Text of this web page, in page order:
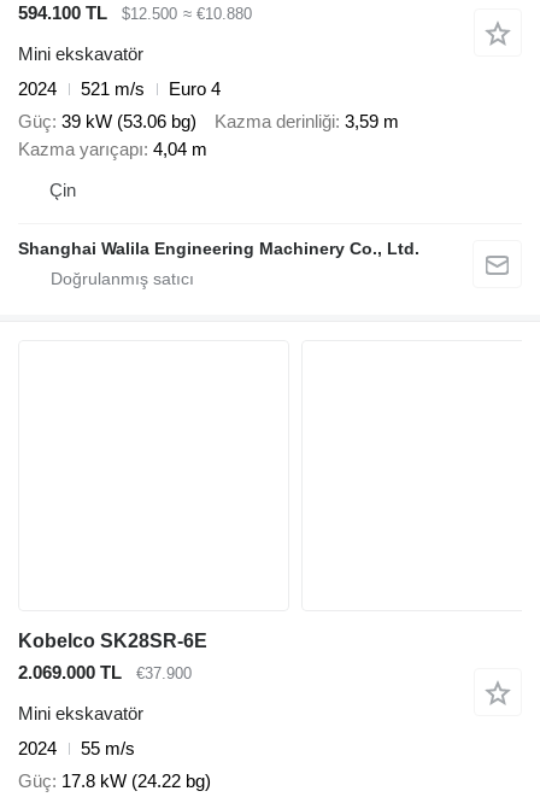
594.100 TL
$12.500 ≈ €10.880
Mini ekskavatör
2024
521 m/s
Euro 4
Güç 39 kW (53.06 bg) Kazma derinliği 3,59 m
Kazma yarıçapı 4,04 m
Çin
Shanghai Walila Engineering Machinery Co., Ltd.
Kobelco SK28SR-6E
2.069.000 TL
€37.900
Mini ekskavatör
2024
55 m/s
Güç 17.8 kW (24.22 bg)